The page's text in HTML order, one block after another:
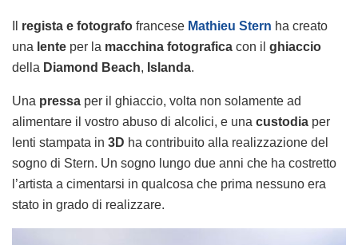
regista e fotografo francese Mathieu Stern ha creato
una lente per la macchina fotografica con il ghiaccio
della Diamond Beach, Islanda.
Una pressa per il ghiaccio, volta non solamente ad
alimentare il vostro abuso di alcolici, e una custodia per
lenti stampata in 3D ha contribuito alla realizzazione del
sogno di Stern. Un sogno lungo due anni che ha costretto
l’artista a cimentarsi in qualcosa che prima nessuno era
stato in grado di realizzare.